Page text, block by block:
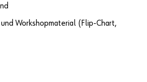
Workshopmaterial (Flip-Chart,